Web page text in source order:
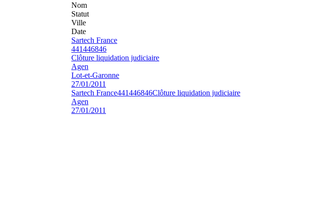
Nom
Statut
Ville
Date
Sartech France
441446846
Clôture liquidation judiciaire
Agen
Lot-et-Garonne
27/01/2011
Sartech France441446846Clôture liquidation judiciaire
Agen
27/01/2011